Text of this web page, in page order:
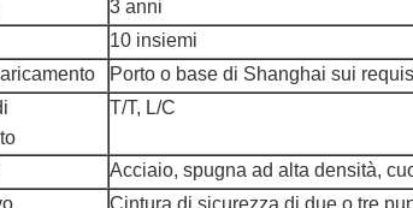
3 anni
10 insiemi
Porto o base di Shanghai sui
T/T, L/C
Acciaio, spugna ad alta densità,